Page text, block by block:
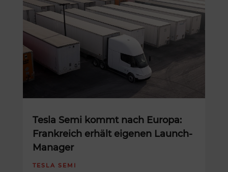
Tesla Semi kommt nach Europa:
Frankreich erhält eigenen Launch-
Manager
TESLA SEMI